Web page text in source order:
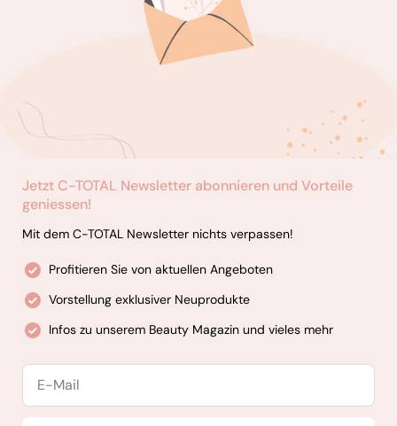
Jetzt C-TOTAL Newsletter abonnieren und Vorteile
geniessen!
Mit dem C-TOTAL Newsletter nichts verpassen!
Profitieren Sie von aktuellen Angeboten
Vorstellung exklusiver Neuprodukte
Infos zu unserem Beauty Magazin und vieles mehr
E-